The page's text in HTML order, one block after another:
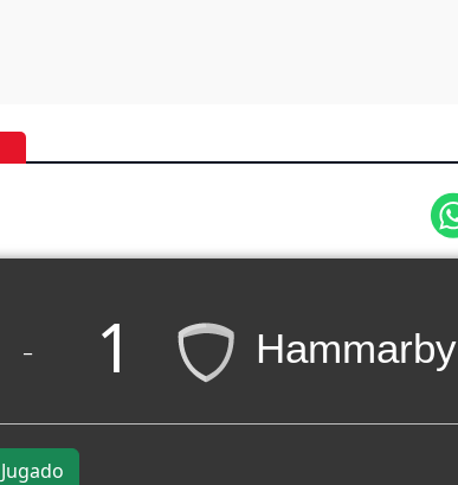
1 Hammarby
Jugado